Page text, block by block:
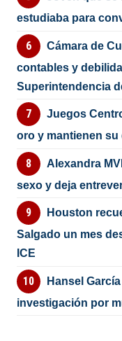
estudiaba para
Cámara de
contables y
Superintendencia
Juegos
oro y mantienen su
Alexandra
sexo y deja
Houston
Salgado un mes
ICE
Hansel
investigación por